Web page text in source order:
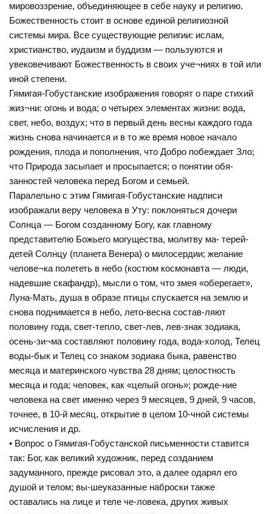
мировоззрение, объединяющее в себе науку и религию.
Божественность стоит в основе единой религиозной
системы мира. Все существующие религии: ислам,
христианство, иудаизм и буддизм — пользуются и
увековечивают Божественность в своих уче¬ниях в той или
иной степени.
Гямигая-Гобустанские изображения говорят о паре стихий
жиз¬ни: огонь и вода; о четырех элементах жизни: вода,
свет, небо, воздух; что в первый день весны каждого года
жизнь снова начинается и в то же время новое начало
рождения, плода и пополнения, что Добро побеждает Зло;
что Природа засыпает и просыпается; о понятии обя-
занностей человека перед Богом и семьей.
Паралельно с этим Гямигая-Гобустанские надписи
изображали веру человека в Уту: поклоняться дочери
Солнца — Богом созданному Богу, как главному
представителю Божьего могущества, молитву ма- терей-
детей Солнцу (планета Венера) о милосердии; желание
челове¬ка полететь в небо (костюм космонавта — люди,
надевшие скафандр), мысли о том, что змея «оберегает»,
Луна-Мать, душа в образе птицы спускается на землю и
снова поднимается в небо, лето-весна состав-ляют
половину года, свет-тепло, свет-лев, лев-знак зодиака,
осень-зи¬ма составляют половину года, вода-холод, Телец
воды-бык и Телец со знаком зодиака быка, равенство
месяца и материнского чувства 28 дням; целостность
месяца и года; человек, как «целый огонь»; рожде-ние
человека на свет именно через 9 месяцев, 9 дней, 9 часов,
точнее, в 10-й месяц, открытие в целом 10-чной системы
исчисления и др.
• Вопрос о Гямигая-Гобустанской письменности ставится
так: Бог, как великий художник, перед созданием
задуманного, прежде рисовал это, а далее одарял его
душой и телом; вы-шеуказанные наброски также
оставались на лице и теле че-ловека, других живых